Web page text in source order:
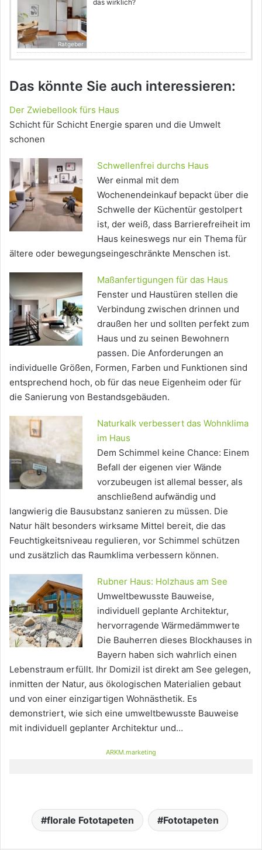
Ratgeber
das wirklich?
Das könnte Sie auch interessieren:
Der Zwiebellook fürs Haus
Schicht für Schicht Energie sparen und die Umwelt
schonen
Schwellenfrei durchs Haus
Wer einmal mit dem
Wochenendeinkauf bepackt über die
Schwelle der Küchentür gestolpert
ist, der weiß, dass Barrierefreiheit im
Haus keineswegs nur ein Thema für
ältere oder bewegungseingeschränkte Menschen ist.
Maßanfertigungen für das Haus
Fenster und Haustüren stellen die
Verbindung zwischen drinnen und
draußen her und sollten perfekt zum
Haus und zu seinen Bewohnern
passen. Die Anforderungen an
individuelle Größen, Formen, Farben und Funktionen sind
entsprechend hoch, ob für das neue Eigenheim oder für
die Sanierung von Bestandsgebäuden.
Naturkalk verbessert das Wohnklima
im Haus
Dem Schimmel keine Chance: Einem
Befall der eigenen vier Wände
vorzubeugen ist allemal besser, als
anschließend aufwändig und
langwierig die Bausubstanz sanieren zu müssen. Die
Natur hält besonders wirksame Mittel bereit, die das
Feuchtigkeitsniveau regulieren, vor Schimmel schützen
und zusätzlich das Raumklima verbessern können.
Rubner Haus: Holzhaus am See
Umweltbewusste Bauweise,
individuell geplante Architektur,
hervorragende Wärmedämmwerte
Die Bauherren dieses Blockhauses in
Bayern haben sich wahrlich einen
Lebenstraum erfüllt. Ihr Domizil ist direkt am See gelegen,
inmitten der Natur, aus ökologischen Materialien gebaut
und von einer einzigartigen Wohnästhetik. Es
demonstriert, wie sich eine umweltbewusste Bauweise
mit individuell geplanter Architektur und…
ARKM.marketing
florale Fototapeten Fototapeten